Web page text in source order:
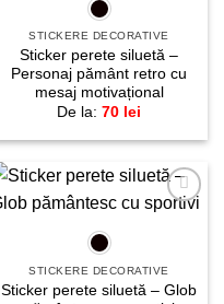
STICKERE DECORATIVE
Sticker perete siluetă –
Personaj pământ retro cu
mesaj motivațional
De la: 70 lei
STICKERE DECORATIVE
Sticker perete siluetă – Glob